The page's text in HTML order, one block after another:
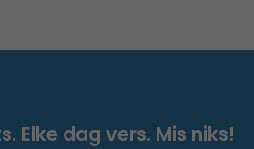
Elke dag vers. Mis niks!